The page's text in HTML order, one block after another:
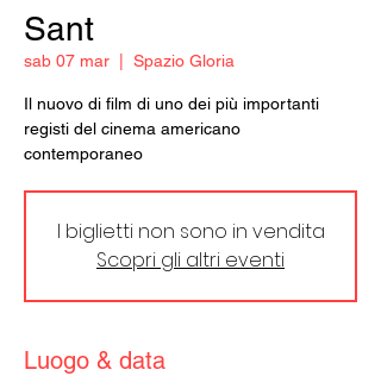
Sant
sab 07 mar Spazio Gloria
Il nuovo di film di uno dei più importanti
registi del cinema americano
contemporaneo
I biglietti non sono in vendita
Scopri gli altri eventi
Luogo & data